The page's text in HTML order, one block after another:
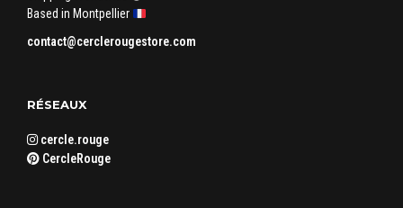
Based in Montpellier
contact@cerclerougestore.com
RÉSEAUX
cercle.rouge
CercleRouge